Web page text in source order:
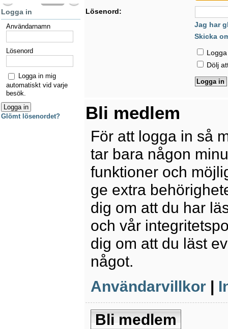
Lösenord:
Jag har
Skicka
Dölj
Bli medlem
För att logga in så
tar bara någon
funktioner och
ge extra
dig om att du har
och vår
dig om att du läst
något.
Användarvillkor |
Bli medlem
Logga in
Användarnamn
Lösenord
Logga in mig
automatiskt vid varje
besök.
Glömt lösenordet?